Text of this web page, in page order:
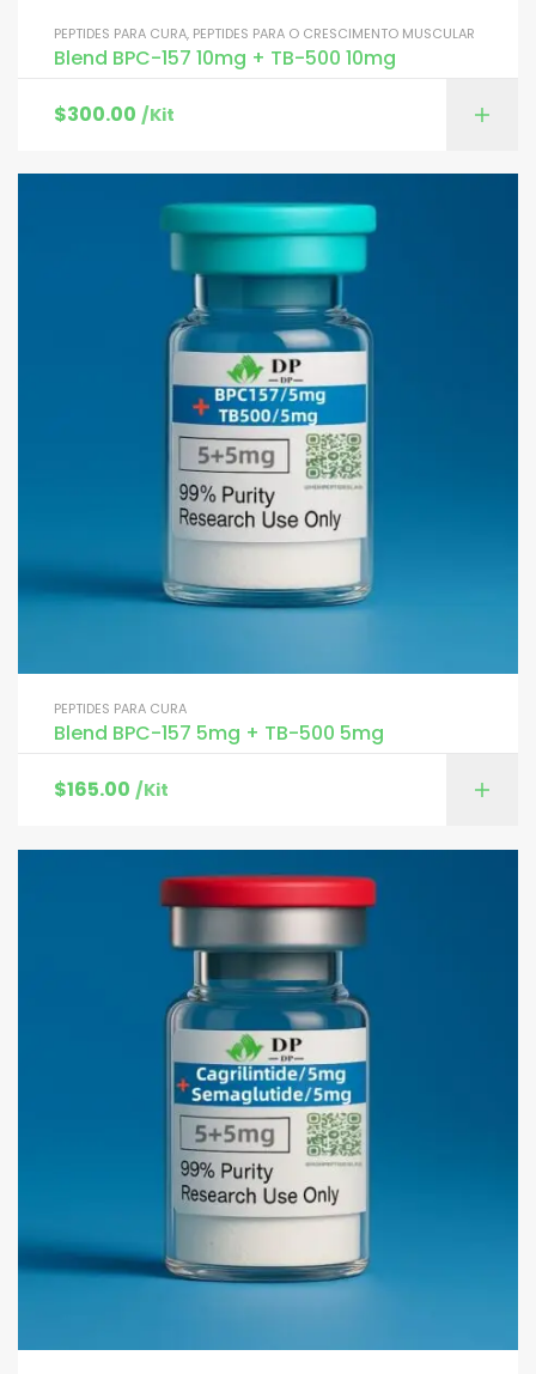
PEPTIDES PARA CURA, PEPTIDES PARA O CRESCIMENTO MUSCULAR
Blend BPC-157 10mg + TB-500 10mg
$300.00 /Kit
PEPTIDES PARA CURA
Blend BPC-157 5mg + TB-500 5mg
$165.00 /Kit